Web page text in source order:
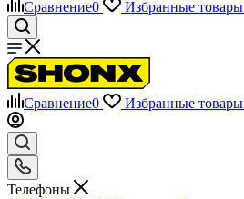
Сравнение0 Избранные товары
Сравнение0 Избранные товары
Телефоны